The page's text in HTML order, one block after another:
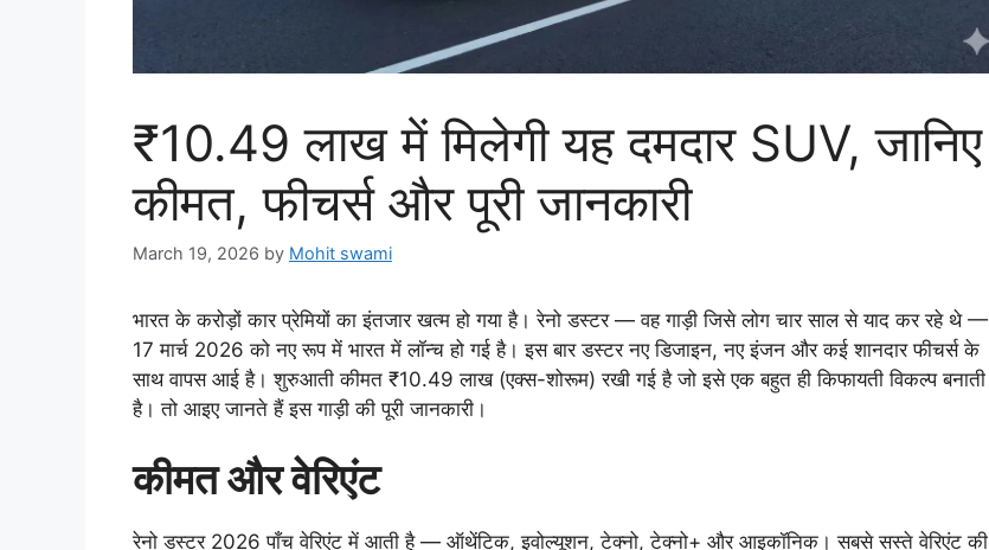
₹10.49 लाख में मिलेगी यह दमदार SUV, जानिए
कीमत, फीचर्स और पूरी जानकारी
March 19, 2026 by Mohit swami
भारत के करोड़ों कार प्रेमियों का इंतजार खत्म हो गया है। रेनो डस्टर — वह गाड़ी जिसे लोग चार साल से याद कर रहे थे —
17 मार्च 2026 को नए रूप में भारत में लॉन्च हो गई है। इस बार डस्टर नए डिजाइन, नए इंजन और कई शानदार फीचर्स के
साथ वापस आई है। शुरुआती कीमत ₹10.49 लाख (एक्स-शोरूम) रखी गई है जो इसे एक बहुत ही किफायती विकल्प बनाती
है। तो आइए जानते हैं इस गाड़ी की पूरी जानकारी।
कीमत और वेरिएंट
रेनो डस्टर 2026 पाँच वेरिएंट में आती है — ऑथेंटिक, इवोल्यूशन, टेक्नो, टेक्नो+ और आइकॉनिक। सबसे सस्ते वेरिएंट की